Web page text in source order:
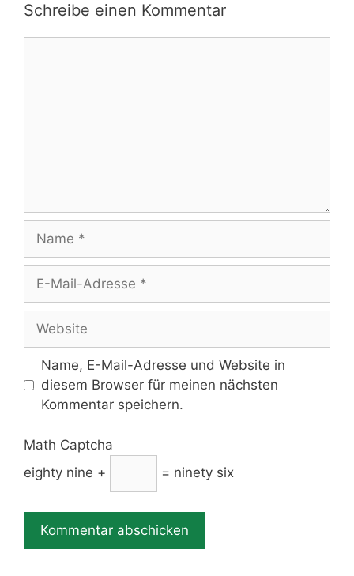
Schreibe einen Kommentar
Name
Adresse
Website
Name, E-Mail-Adresse und Website in
diesem Browser für meinen nächsten
Kommentar speichern.
Math Captcha
eighty nine +
= ninety six